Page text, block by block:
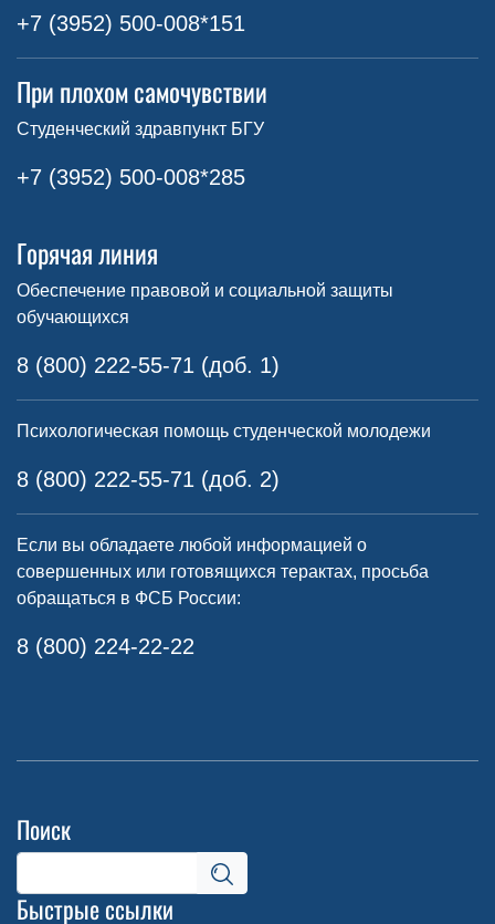
+7 (3952) 500-008*151
При плохом самочувствии
Студенческий здравпункт БГУ
+7 (3952) 500-008*285
Горячая линия
Обеспечение правовой и социальной защиты
обучающихся
8 (800) 222-55-71 (доб. 1)
Психологическая помощь студенческой молодежи
8 (800) 222-55-71 (доб. 2)
Если вы обладаете любой информацией о
совершенных или готовящихся терактах, просьба
обращаться в ФСБ России:
8 (800) 224-22-22
Поиск
Быстрые ссылки